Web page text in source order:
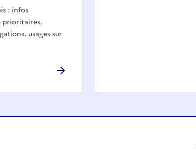
: infos
prioritaires,
usages sur